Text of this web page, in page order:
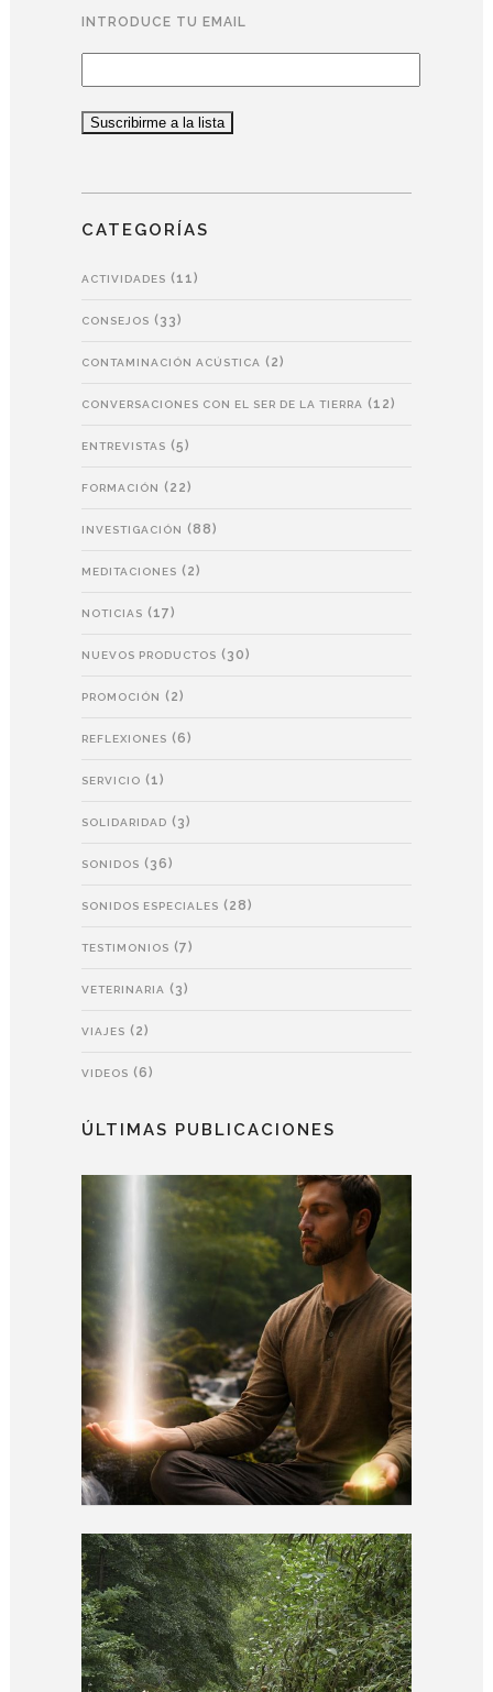
INTRODUCE TU EMAIL
CATEGORÍAS
ACTIVIDADES (11)
CONSEJOS (33)
CONTAMINACIÓN ACÚSTICA (2)
CONVERSACIONES CON EL SER DE LA TIERRA (12)
ENTREVISTAS (5)
FORMACIÓN (22)
INVESTIGACIÓN (88)
MEDITACIONES (2)
NOTICIAS (17)
NUEVOS PRODUCTOS (30)
PROMOCIÓN (2)
REFLEXIONES (6)
SERVICIO (1)
SOLIDARIDAD (3)
SONIDOS (36)
SONIDOS ESPECIALES (28)
TESTIMONIOS (7)
VETERINARIA (3)
VIAJES (2)
VIDEOS (6)
ÚLTIMAS PUBLICACIONES